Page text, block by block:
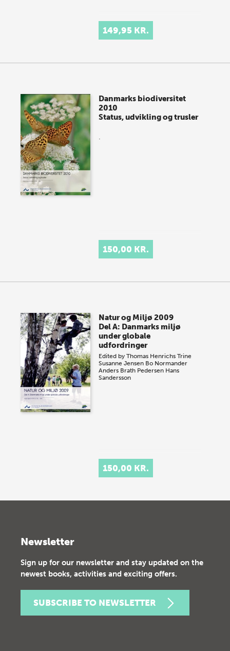
149,95 KR.
Danmarks biodiversitet
2010
Status, udvikling og trusler
.
150,00 KR.
Natur og Miljø 2009
Del A: Danmarks miljø
under globale
udfordringer
Edited byThomas Henrichs Trine
Susanne Jensen Bo Normander
Anders Brath Pedersen Hans
Sandersson
150,00 KR.
Newsletter
Sign up for our newsletter and stay updated on the
newest books, activities and exciting offers.
SUBSCRIBE TO NEWSLETTER